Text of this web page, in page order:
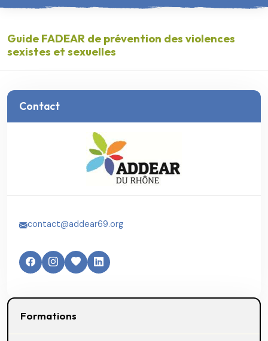
Guide FADEAR de prévention des violences
sexistes et sexuelles
Contact
contact@addear69.org
Formations